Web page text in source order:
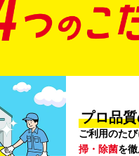
プロ品
ご利用のた
掃・除菌を